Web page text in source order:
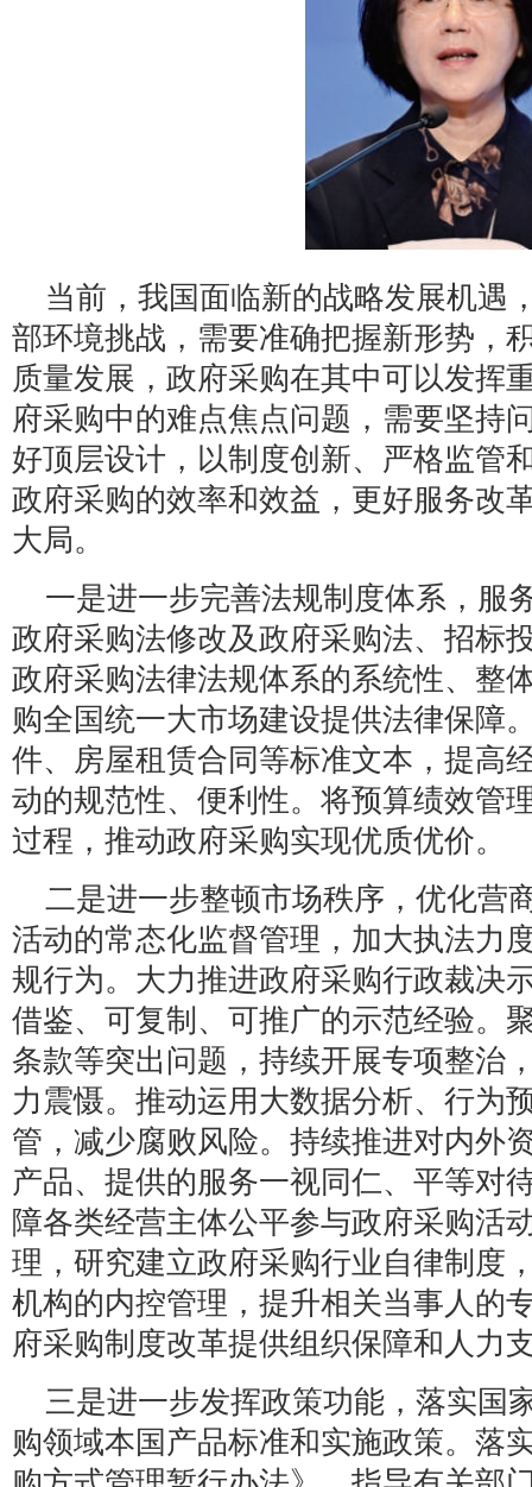
当前，我国面临新的战略发展机遇
部环境挑战，需要准确把握新形势，
质量发展，政府采购在其中可以发挥
府采购中的难点焦点问题，需要坚持
好顶层设计，以制度创新、严格监管
政府采购的效率和效益，更好服务改
大局。
一是进一步完善法规制度体系，服
政府采购法修改及政府采购法、招标
政府采购法律法规体系的系统性、整
购全国统一大市场建设提供法律保障
件、房屋租赁合同等标准文本，提高
动的规范性、便利性。将预算绩效管
过程，推动政府采购实现优质优价。
二是进一步整顿市场秩序，优化营
活动的常态化监督管理，加大执法力
规行为。大力推进政府采购行政裁决
借鉴、可复制、可推广的示范经验。
条款等突出问题，持续开展专项整治
力震慑。推动运用大数据分析、行为
管，减少腐败风险。持续推进对内外
产品、提供的服务一视同仁、平等对
障各类经营主体公平参与政府采购活
理，研究建立政府采购行业自律制度
机构的内控管理，提升相关当事人的
府采购制度改革提供组织保障和人力
三是进一步发挥政策功能，落实国
购领域本国产品标准和实施政策。落